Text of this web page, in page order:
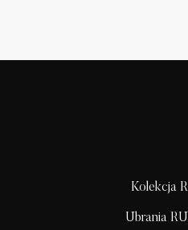
Kolekcja
Ubrania